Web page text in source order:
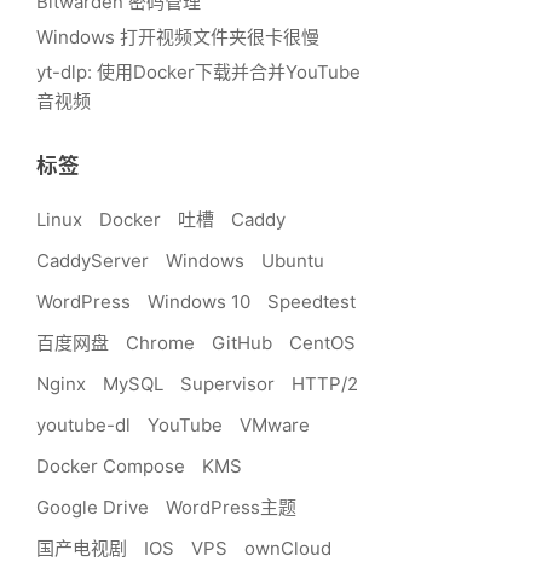
Windows 打开视频文件夹很卡很慢
yt-dlp: 使用Docker下载并合并YouTube
音视频
标签
Linux Docker 吐槽
Caddy
CaddyServer
Windows
Ubuntu
WordPress
Windows 10
Speedtest
百度网盘
Chrome GitHub
CentOS
Nginx
MySQL Supervisor
HTTP/2
youtube-dl
YouTube
VMware
Docker Compose
KMS
Google Drive
WordPress主题
国产电视剧
IOS VPS ownCloud